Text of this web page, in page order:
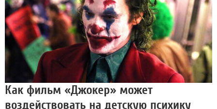
Как фильм «Джокер» может
воздействовать на детскую психику